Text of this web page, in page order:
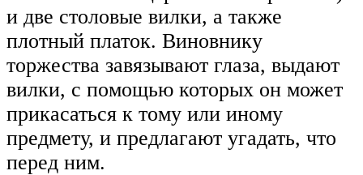
и две столовые вилки, а также
плотный платок. Виновнику
торжества завязывают глаза, выдают
вилки, с помощью которых он может
прикасаться к тому или иному
предмету, и предлагают угадать, что
перед ним.